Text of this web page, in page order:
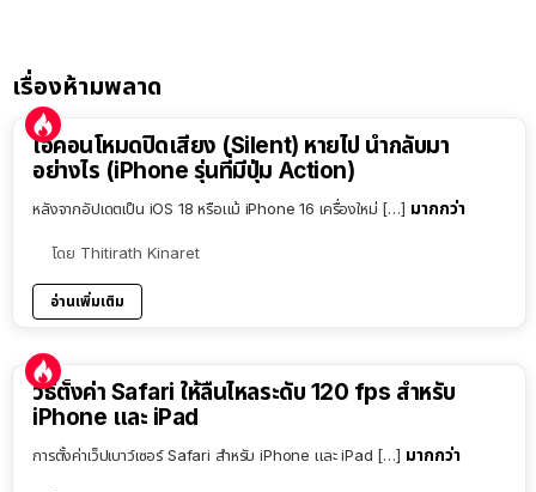
เรื่องห้ามพลาด
ไอคอนโหมดปิดเสียง (Silent) หายไป นำกลับมา
อย่างไร (iPhone รุ่นที่มีปุ่ม Action)
หลังจากอัปเดตเป็น iOS 18 หรือแม้ iPhone 16 เครื่องใหม่ […] มากกว่า
โดย Thitirath Kinaret
อ่านเพิ่มเติม
วิธีตั้งค่า Safari ให้ลื่นไหลระดับ 120 fps สำหรับ
iPhone และ iPad
การตั้งค่าเว็ปเบาว์เซอร์ Safari สำหรับ iPhone และ iPad […] มากกว่า